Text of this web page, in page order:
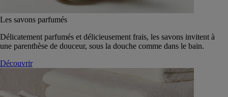
Les savons parfumés
Délicatement parfumés et délicieusement frais, les savons invitent à
une parenthèse de douceur, sous la douche comme dans le bain.
Découvrir